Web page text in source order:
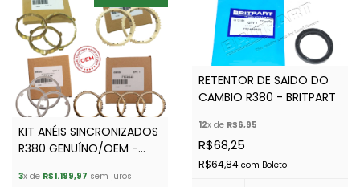
KIT ANÉIS SINCRONIZADOS
R380 GENUÍNO/OEM -
3x de R$1.199,97 sem juros
RETENTOR DE SAIDO DO
CAMBIO R380 - BRITPART
12x de R$6,95
R$68,25
R$64,84 com Boleto